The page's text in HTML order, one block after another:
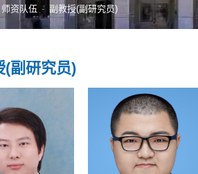
师资队伍 - 副教授(副研究员)
(副研究员)